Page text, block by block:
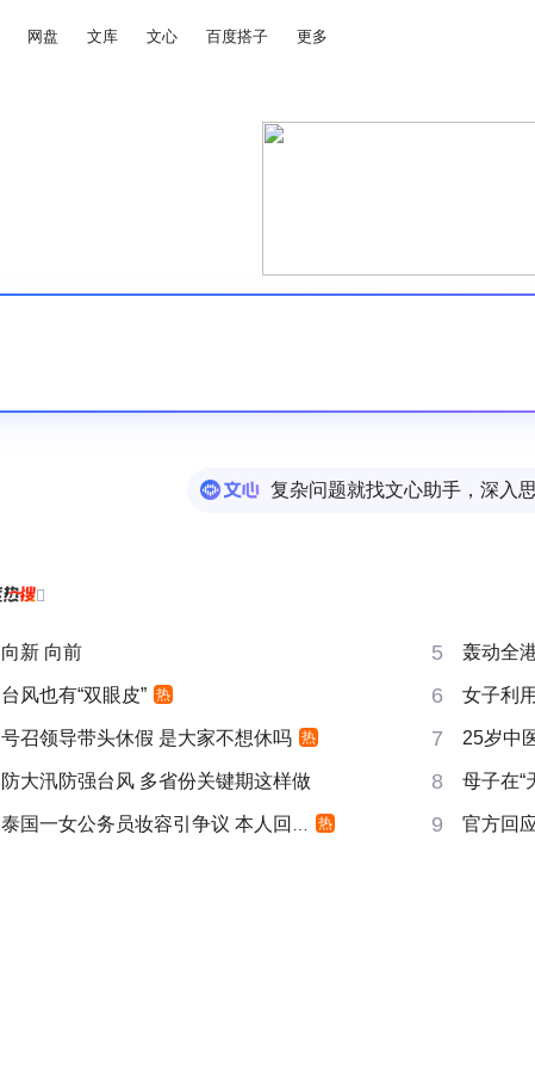
网盘 文库 文心 百度搭子 更多
复杂问题就找文心助手，深入

向新 向前 5 轰动全
台风也有“双眼皮” 热 6 女子利
号召领导带头休假 是大家不想休吗 热 7 25岁中
防大汛防强台风 多省份关键期这样做 8 母子在“
泰国一女公务员妆容引争议 本人回应 热 9 官方回